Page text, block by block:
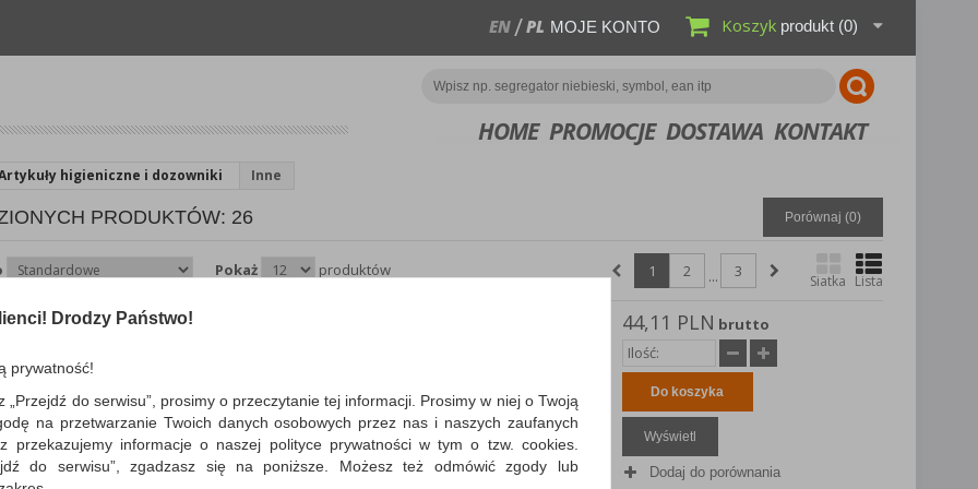
EN PL MOJE KONTO Koszyk produkt (0)
HOME PROMOCJE DOSTAWA KONTAKT
higieniczne i dozowniki Inne
PRODUKTÓW: 26 Porównaj (0)
Pokaż produktów
Siatka Lista
1 2 ... 3
przechowywania potraw…
Dostępność: 3 dni
44,11 PLN brutto
Do koszyka
Wyświetl
Dodaj do porównania
Drodzy Państwo!
prywatność!
„Przejdź do serwisu”, prosimy o przeczytanie tej informacji. Prosimy w niej o Twoją
na przetwarzanie Twoich danych osobowych przez nas i naszych zaufanych
przekazujemy informacje o naszej polityce prywatności w tym o tzw. cookies.
do serwisu”, zgadzasz się na poniższe. Możesz też odmówić zgody lub